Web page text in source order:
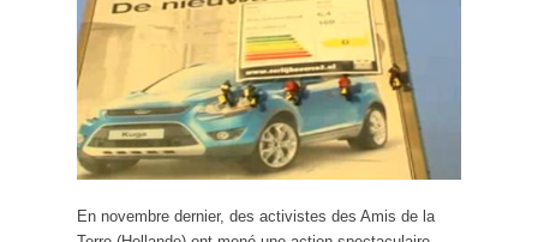
En novembre dernier, des activistes des Amis de la